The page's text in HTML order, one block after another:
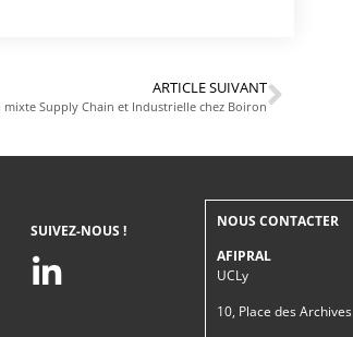
ARTICLE SUIVANT
mixte Supply Chain et Industrielle chez Boiron
SUIVEZ-NOUS !
NOUS CONTACTER
AFIPRAL
UCLy
10, Place des Archives